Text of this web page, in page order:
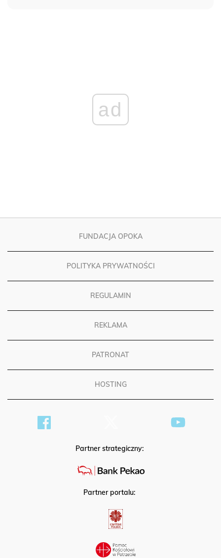
ad
FUNDACJA OPOKA
POLITYKA PRYWATNOŚCI
REGULAMIN
REKLAMA
PATRONAT
HOSTING
Partner strategiczny:
Partner portalu: